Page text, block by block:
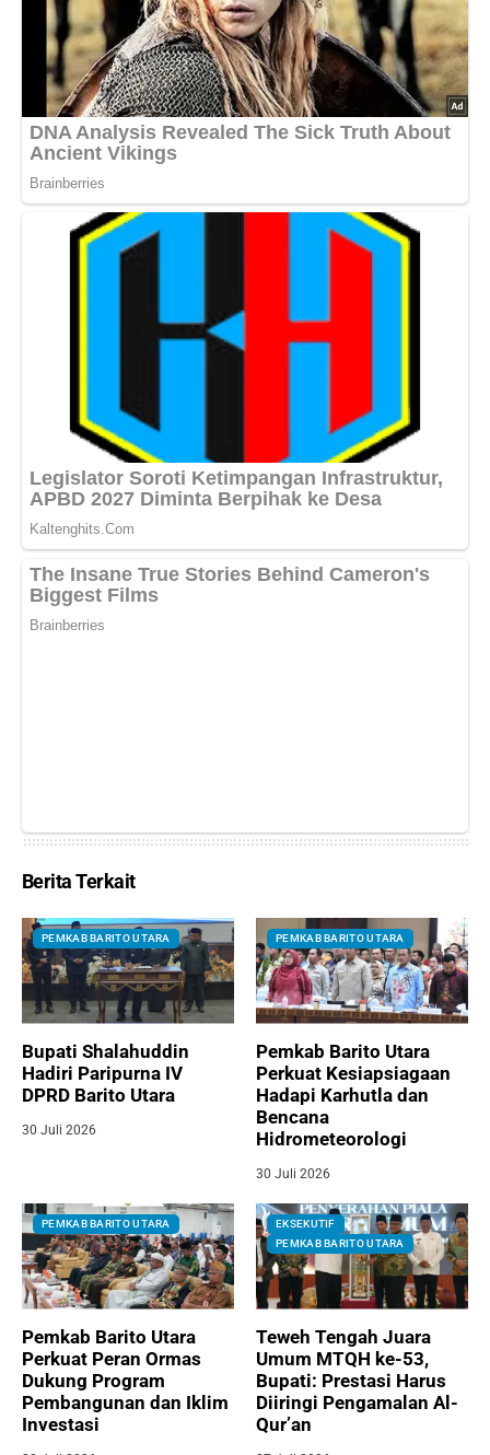
Berita Terkait
PEMKAB BARITO UTARA
Bupati Shalahuddin
Hadiri Paripurna IV
DPRD Barito Utara
30 Juli 2026
PEMKAB BARITO UTARA
Pemkab Barito Utara
Perkuat Kesiapsiagaan
Hadapi Karhutla dan
Bencana
Hidrometeorologi
30 Juli 2026
PEMKAB BARITO UTARA
Pemkab Barito Utara
Perkuat Peran Ormas
Dukung Program
Pembangunan dan Iklim
Investasi
EKSEKUTIF
PEMKAB BARITO UTARA
Teweh Tengah Juara
Umum MTQH ke-53,
Bupati: Prestasi Harus
Diiringi Pengamalan Al-
Qur’an